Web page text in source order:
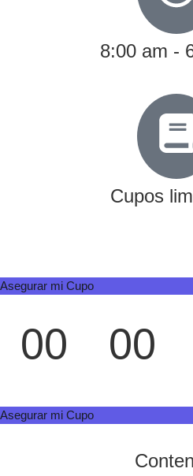
8:00 am -
Cupos
Asegurar mi Cupo
00 00
Asegurar mi Cupo